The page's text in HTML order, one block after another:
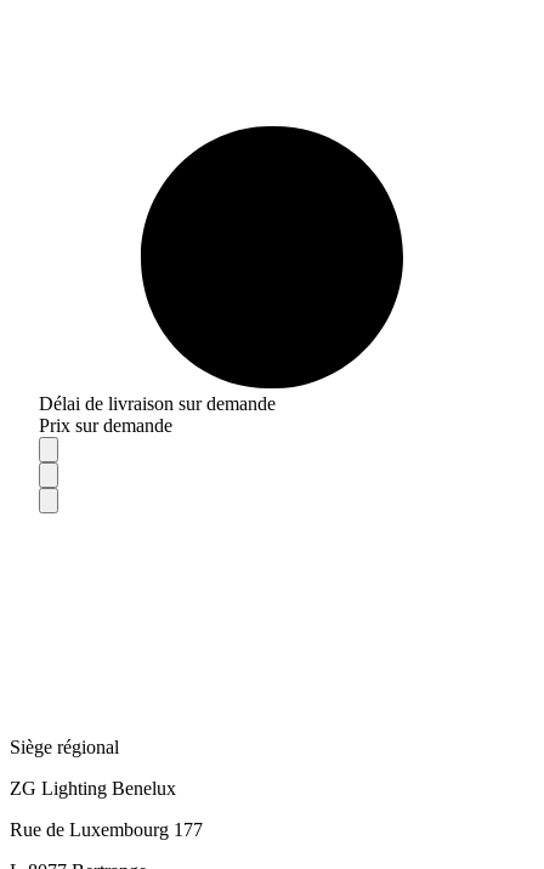
Délai de livraison sur demande
Prix sur demande
Siège régional
ZG Lighting Benelux
Rue de Luxembourg 177